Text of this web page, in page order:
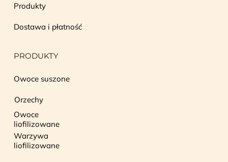
Produkty
Dostawa i płatność
PRODUKTY
Owoce suszone
Orzechy
Owoce
liofilizowane
Warzywa
liofilizowane